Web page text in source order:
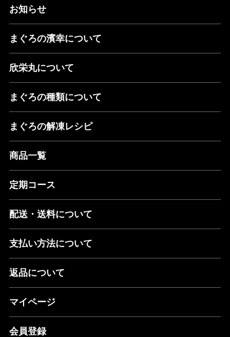
お知らせ
まぐろの濱幸について
欣栄丸について
まぐろの種類について
まぐろの解凍レシピ
商品一覧
定期コース
配送・送料について
支払い方法について
返品について
マイページ
会員登録